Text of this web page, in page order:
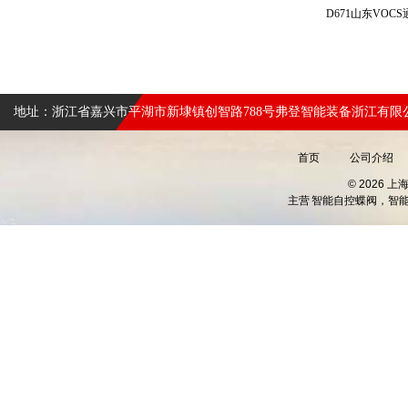
D671山东
地址：浙江省嘉兴市平湖市新埭镇创智路788号弗登智能装备浙江有限
首页 公司介绍
© 2026 上
主营智能自控蝶阀，智